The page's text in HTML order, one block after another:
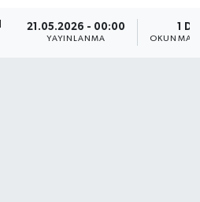
21.05.2026 - 00:00
YAYINLANMA
1 DK
OKUNMA